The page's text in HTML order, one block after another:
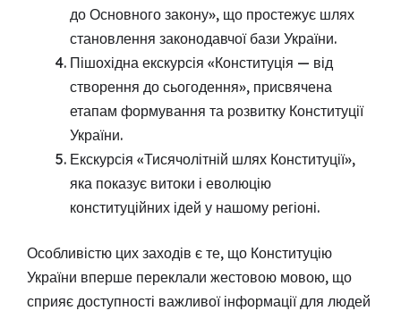
до Основного закону», що простежує шлях
становлення законодавчої бази України.
Пішохідна екскурсія «Конституція — від
створення до сьогодення», присвячена
етапам формування та розвитку Конституції
України.
Екскурсія «Тисячолітній шлях Конституції»,
яка показує витоки і еволюцію
конституційних ідей у нашому регіоні.
Особливістю цих заходів є те, що Конституцію
України вперше переклали жестовою мовою, що
сприяє доступності важливої інформації для людей